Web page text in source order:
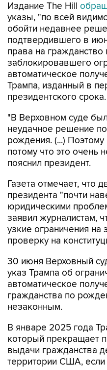
Издание The Hill
указы, "по всей
обойти недавнее
подтвердившего в
права на
заблокировавшего
автоматическое
Трампа, изданный в
президентского срока.
"В Верховном суде
неудачное решение
рождения. (...)
потому что это очень
пояснил президент.
Газета отмечает, что
президента "почти
юридическими
заявил журналистам,
узкие ограничения на
проверку на
30 июня Верховный
указ Трампа об
автоматическое
гражданства по
незаконным.
В январе 2025 года
который прекращает
выдачи гражданства
территории США, если